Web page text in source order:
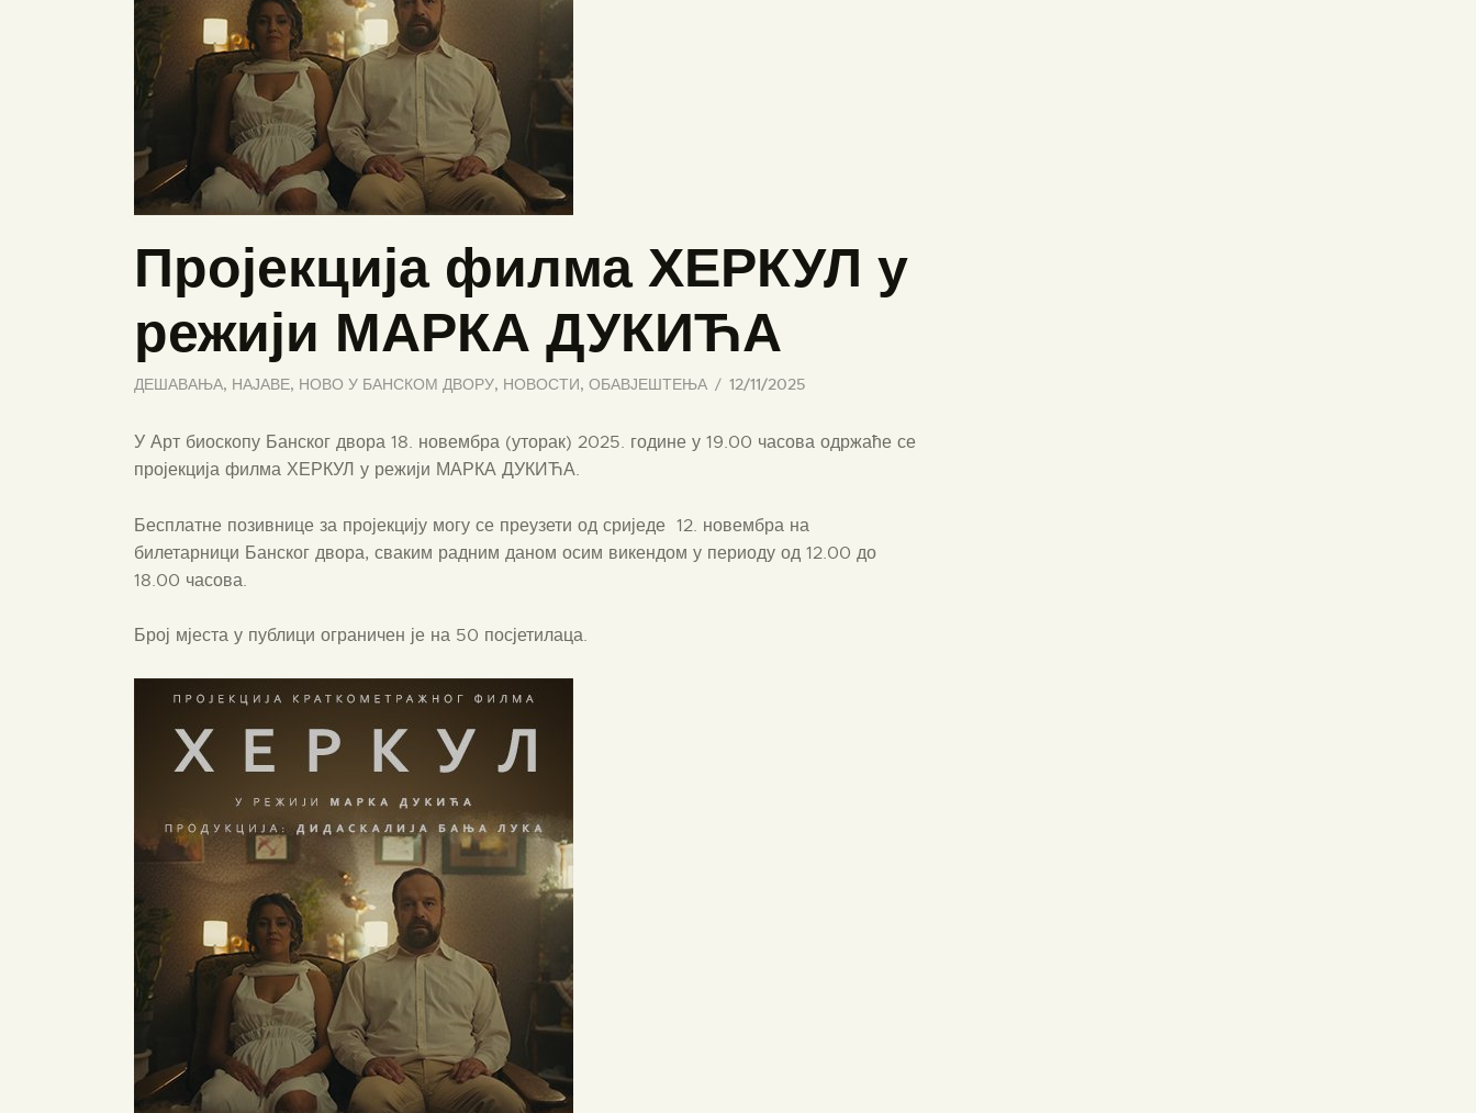
Пројекција филма ХЕРКУЛ у
режији МАРКА ДУКИЋА
ДЕШАВАЊА, НАЈАВЕ, НОВО У БАНСКОМ ДВОРУ, НОВОСТИ, ОБАВЈЕШТЕЊА 12/11/2025
У Арт биоскопу Банског двора 18. новембра (уторак) 2025. године у 19.00 часова одржаће се
пројекција филма ХЕРКУЛ у режији МАРКА ДУКИЋА.
Бесплатне позивнице за пројекцију могу се преузети од сриједе 12. новембра на
билетарници Банског двора, сваким радним даном осим викендом у периоду од 12.00 до
18.00 часова.
Број мјеста у публици ограничен је на 50 посјетилаца.